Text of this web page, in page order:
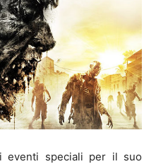
eventi speciali per il suo